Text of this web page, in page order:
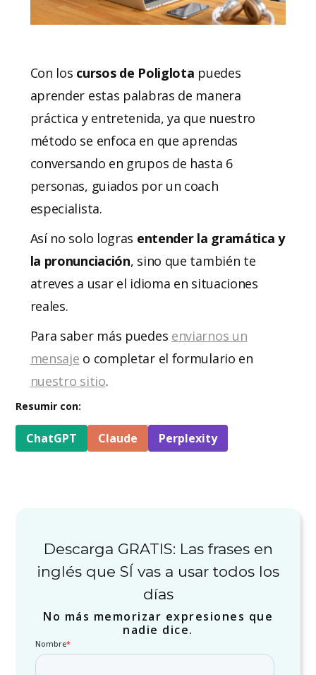
Descarga GRATIS: Las frases en
inglés que SÍ vas a usar todos los
días
No más memorizar expresiones que
nadie dice.
Con los cursos de Poliglota puedes
aprender estas palabras de manera
práctica y entretenida, ya que nuestro
método se enfoca en que aprendas
conversando en grupos de hasta 6
personas, guiados por un coach
especialista.
Así no solo logras entender la gramática y
la pronunciación, sino que también te
atreves a usar el idioma en situaciones
reales.
Para saber más puedes enviarnos un
mensaje o completar el formulario en
nuestro sitio.
Resumir con:
ChatGPT Claude Perplexity